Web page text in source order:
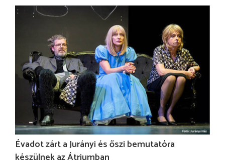
Évadot zárt a Jurányi és őszi bemutatóra
készülnek az Átriumban